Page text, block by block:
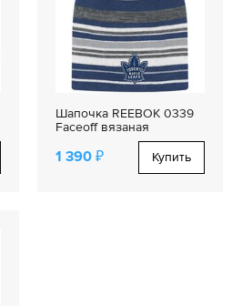
Шапочка REEBOK 0339
Faceoff вязаная
1 390 ₽ Купить